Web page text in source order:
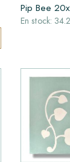
Pip Bee
En stock: